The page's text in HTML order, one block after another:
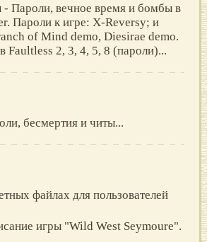
- Пароли, вечное время и бомбы в
Пароли к игре: X-Reversy; и
of Mind demo, Diesirae demo.
Faultless 2, 3, 4, 5, 8 (пароли)...
бесмертия и читы...
файлах для пользователей
игры "Wild West Seymoure".